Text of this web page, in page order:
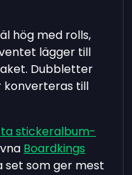
hög med rolls,
lägger till
Dubbletter
konverteras till
stickeralbum-
Boardkings
set som ger mest